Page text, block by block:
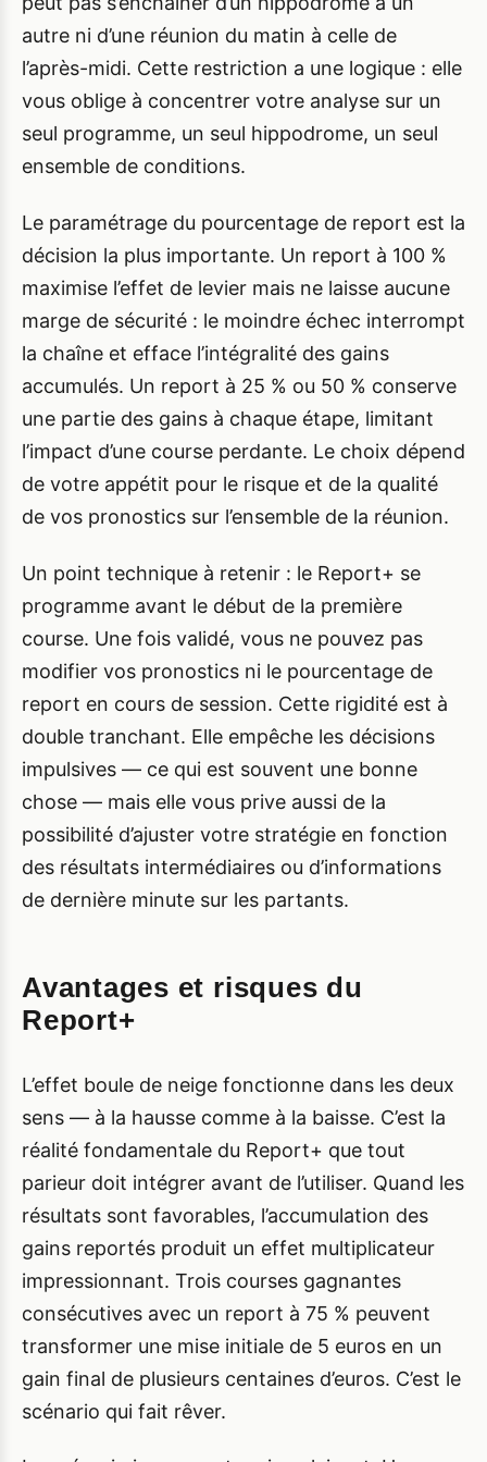
autre ni d’une réunion du matin à celle de
l’après-midi. Cette restriction a une logique : elle
vous oblige à concentrer votre analyse sur un
seul programme, un seul hippodrome, un seul
ensemble de conditions.
Le paramétrage du pourcentage de report est la
décision la plus importante. Un report à 100 %
maximise l’effet de levier mais ne laisse aucune
marge de sécurité : le moindre échec interrompt
la chaîne et efface l’intégralité des gains
accumulés. Un report à 25 % ou 50 % conserve
une partie des gains à chaque étape, limitant
l’impact d’une course perdante. Le choix dépend
de votre appétit pour le risque et de la qualité
de vos pronostics sur l’ensemble de la réunion.
Un point technique à retenir : le Report+ se
programme avant le début de la première
course. Une fois validé, vous ne pouvez pas
modifier vos pronostics ni le pourcentage de
report en cours de session. Cette rigidité est à
double tranchant. Elle empêche les décisions
impulsives — ce qui est souvent une bonne
chose — mais elle vous prive aussi de la
possibilité d’ajuster votre stratégie en fonction
des résultats intermédiaires ou d’informations
de dernière minute sur les partants.
Avantages et risques du
Report+
L’effet boule de neige fonctionne dans les deux
sens — à la hausse comme à la baisse. C’est la
réalité fondamentale du Report+ que tout
parieur doit intégrer avant de l’utiliser. Quand les
résultats sont favorables, l’accumulation des
gains reportés produit un effet multiplicateur
impressionnant. Trois courses gagnantes
consécutives avec un report à 75 % peuvent
transformer une mise initiale de 5 euros en un
gain final de plusieurs centaines d’euros. C’est le
scénario qui fait rêver.